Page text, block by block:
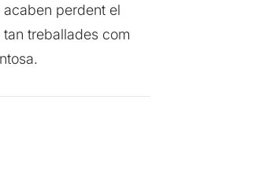
acaben perdent el
treballades com